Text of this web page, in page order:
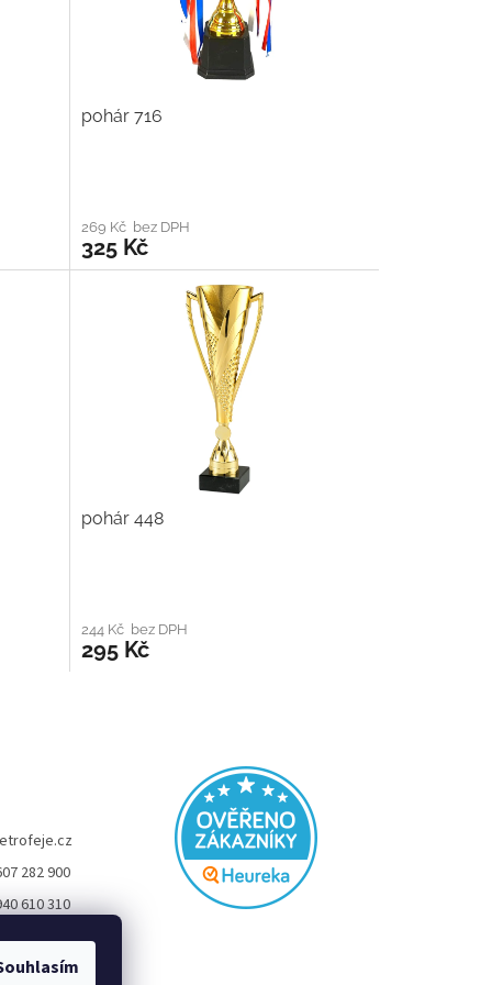
pohár 716
269 Kč bez DPH
325 Kč
pohár 448
244 Kč bez DPH
295 Kč
282 900
610 310